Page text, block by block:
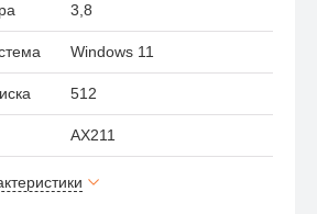
3,8
Windows 11
512
AX211